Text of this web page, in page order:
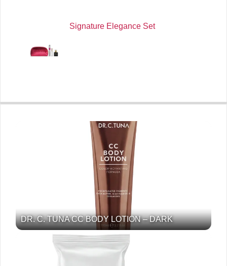
Signature Elegance Set
DR. C. TUNA CC BODY LOTION – DARK